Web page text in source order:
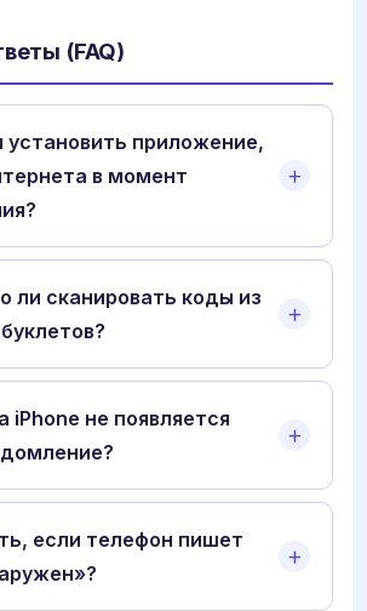
(FAQ)
приложение,
в момент
ли сканировать коды из
iPhone не появляется
если телефон пишет